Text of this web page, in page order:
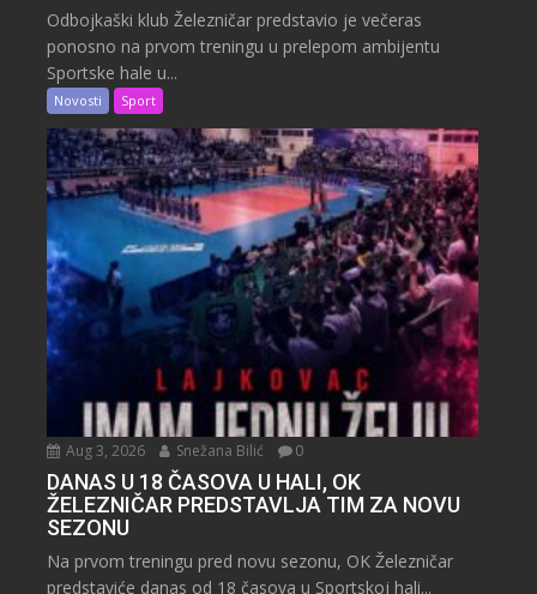
Odbojkaški klub Železničar predstavio je večeras
ponosno na prvom treningu u prelepom ambijentu
Sportske hale u...
Novosti Sport
Aug 3, 2026 Snežana Bilić 0
DANAS U 18 ČASOVA U HALI, OK
ŽELEZNIČAR PREDSTAVLJA TIM ZA NOVU
SEZONU
Na prvom treningu pred novu sezonu, OK Železničar
predstaviće danas od 18 časova u Sportskoj hali...